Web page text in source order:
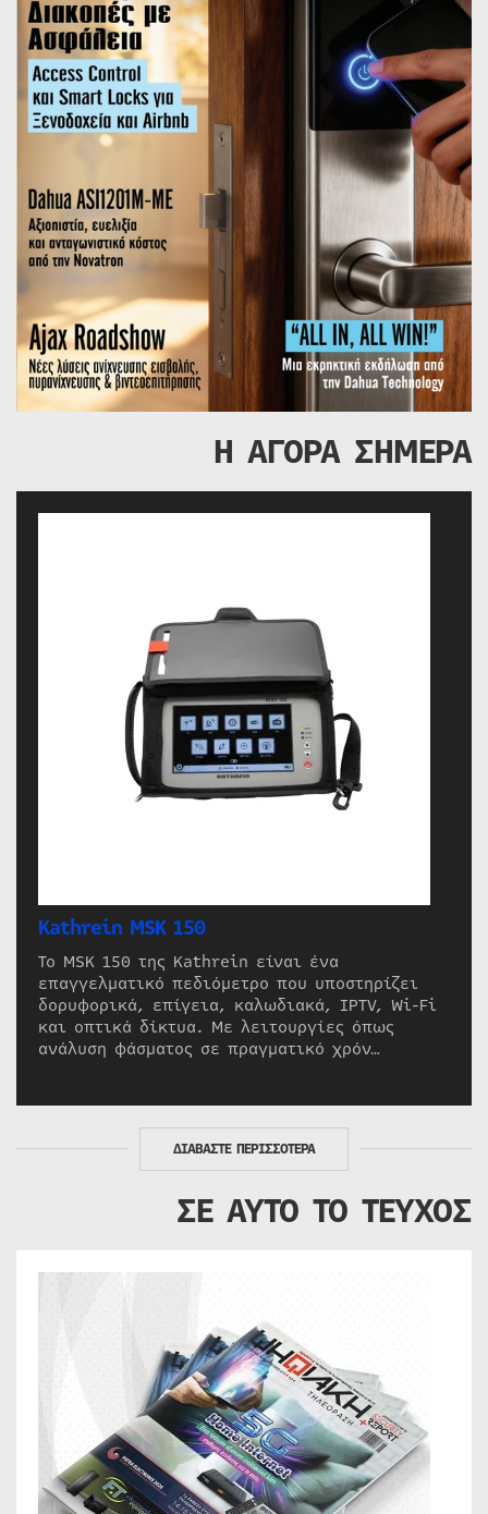
Η ΑΓΟΡΑ ΣΗΜΕΡΑ
Kathrein MSK 150
Το MSK 150 της Kathrein είναι ένα
επαγγελματικό πεδιόμετρο που υποστηρίζει
δορυφορικά, επίγεια, καλωδιακά, IPTV, Wi-Fi
και οπτικά δίκτυα. Με λειτουργίες όπως
ανάλυση φάσματος σε πραγματικό χρόν…
ΔΙΑΒΑΣΤΕ ΠΕΡΙΣΣΟΤΕΡΑ
ΣΕ ΑΥΤΟ ΤΟ ΤΕΥΧΟΣ